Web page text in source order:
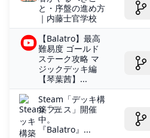
と・序盤の進め方
｜内藤士官学校
【Balatro】最高
難易度 ゴールド
ステーク攻略 マ
ジックデッキ編
【琴葉茜】...
Steam「デッキ構
築フェス」開催
中。
『Balatro』...